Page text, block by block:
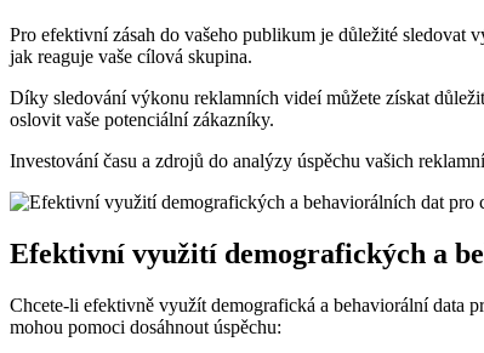
Pro efektivní zásah do vašeho publikum je důležité
jak reaguje vaše cílová skupina.
Díky sledování výkonu reklamních videí můžete získat
oslovit vaše potenciální zákazníky.
Investování času a zdrojů do analýzy úspěchu vašich
Efektivní využití demografických a
Chcete-li efektivně využít demografická a behaviorální data
mohou pomoci dosáhnout úspěchu: